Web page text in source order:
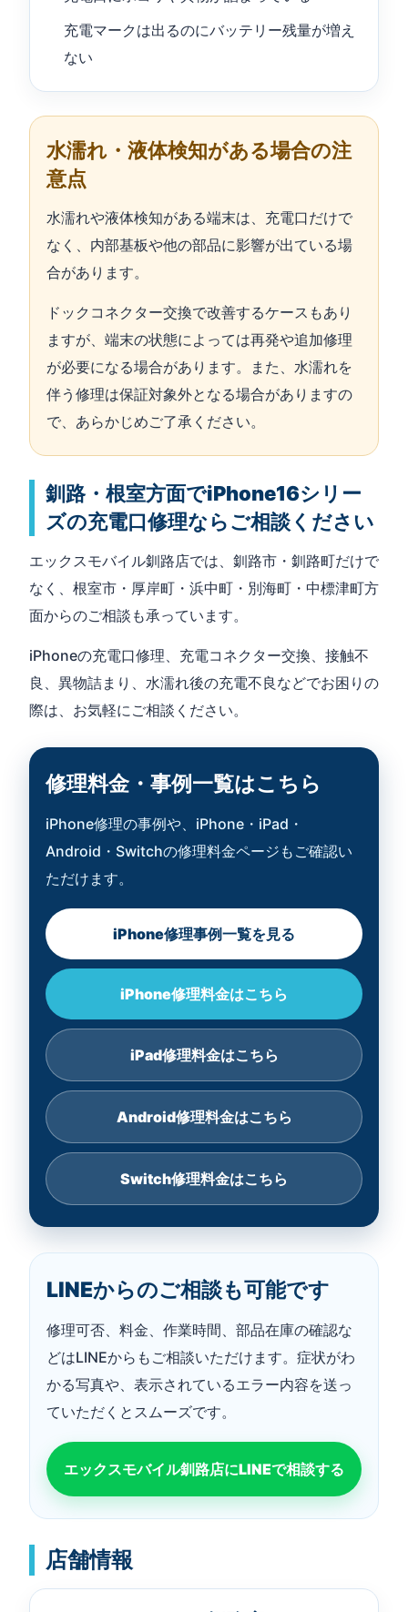
充電マークは出るのにバッテリー残量が増え
ない
水濡れ・液体検知がある場合の注
意点
水濡れや液体検知がある端末は、充電口だけで
なく、内部基板や他の部品に影響が出ている場
合があります。
ドックコネクター交換で改善するケースもあり
ますが、端末の状態によっては再発や追加修理
が必要になる場合があります。また、水濡れを
伴う修理は保証対象外となる場合がありますの
で、あらかじめご了承ください。
釧路・根室方面でiPhone16シリー
ズの充電口修理ならご相談ください
エックスモバイル釧路店では、釧路市・釧路町だけで
なく、根室市・厚岸町・浜中町・別海町・中標津町方
面からのご相談も承っています。
iPhoneの充電口修理、充電コネクター交換、接触不
良、異物詰まり、水濡れ後の充電不良などでお困りの
際は、お気軽にご相談ください。
修理料金・事例一覧はこちら
iPhone修理の事例や、iPhone・iPad・
Android・Switchの修理料金ページもご確認い
ただけます。
iPhone修理事例一覧を見る
iPhone修理料金はこちら
iPad修理料金はこちら
Android修理料金はこちら
Switch修理料金はこちら
LINEからのご相談も可能です
修理可否、料金、作業時間、部品在庫の確認な
どはLINEからもご相談いただけます。症状がわ
かる写真や、表示されているエラー内容を送っ
ていただくとスムーズです。
エックスモバイル釧路店にLINEで相談する
店舗情報